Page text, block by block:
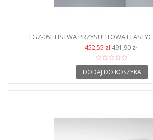
LGZ-05F LISTWA PRZYSUFITOWA
452,55 zł491,90 zł
DODAJ DO KOSZYKA